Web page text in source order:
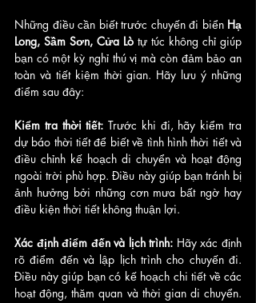
Những điều cần biết trước chuyến đi biển Hạ
Long, Sầm Sơn, Cửa Lò tự túc không chỉ giúp
bạn có một kỳ nghỉ thú vị mà còn đảm bảo an
toàn và tiết kiệm thời gian. Hãy lưu ý những
điểm sau đây:
Kiểm tra thời tiết: Trước khi đi, hãy kiểm tra
dự báo thời tiết để biết về tình hình thời tiết và
điều chỉnh kế hoạch di chuyển và hoạt động
ngoài trời phù hợp. Điều này giúp bạn tránh bị
ảnh hưởng bởi những cơn mưa bất ngờ hay
điều kiện thời tiết không thuận lợi.
Xác định điểm đến và lịch trình: Hãy xác định
rõ điểm đến và lập lịch trình cho chuyến đi.
Điều này giúp bạn có kế hoạch chi tiết về các
hoạt động, thăm quan và thời gian di chuyển.